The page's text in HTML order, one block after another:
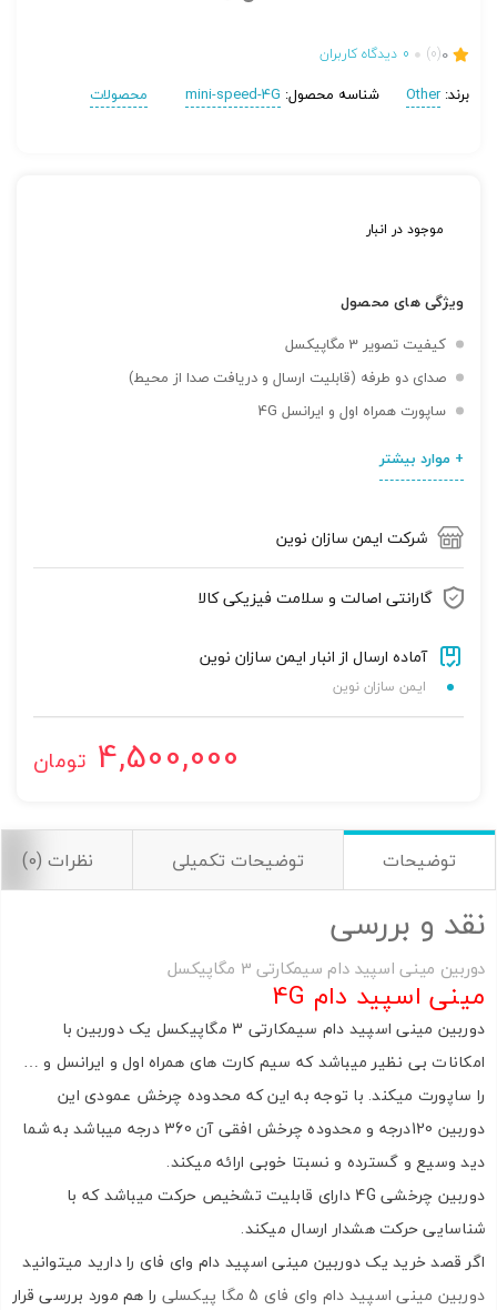
0
(0)
0 دیدگاه کاربران
برند:Other شناسه محصول: mini-speed-4G محصولات
موجود در انبار
ویژگی های محصول
کیفیت تصویر 3 مگاپیکسل
صدای دو طرفه (قابلیت ارسال و دریافت صدا از محیط)
ساپورت همراه اول و ایرانسل 4G
+ موارد بیشتر
شرکت ایمن سازان نوین
گارانتی اصالت و سلامت فیزیکی کالا
آماده ارسال از انبار ایمن سازان نوین
ایمن سازان نوین
4,500,000 تومان
توضیحات توضیحات تکمیلی نظرات (0)
نقد و بررسی
دوربین مینی اسپید دام سیمکارتی 3 مگاپیکسل
مینی اسپید دام 4G
دوربین مینی اسپید دام سیمکارتی 3 مگاپیکسل یک دوربین با
امکانات بی نظیر میباشد که سیم کارت های همراه اول و ایرانسل و …
را ساپورت میکند. با توجه به این که محدوده چرخش عمودی این
دوربین 120درجه و محدوده چرخش افقی آن 360 درجه میباشد به شما
دید وسیع و گسترده و نسبتا خوبی ارائه میکند.
دوربین چرخشی 4G دارای قابلیت تشخیص حرکت میباشد که با
شناسایی حرکت هشدار ارسال میکند.
اگر قصد خرید یک دوربین مینی اسپید دام وای فای را دارید میتوانید
دوربین مینی اسپید دام وای فای 5 مگا پیکسلی
را هم مورد بررسی قرار
ارسال
به من از طریق پیامک اطلاع بده
تصاویر رسمی